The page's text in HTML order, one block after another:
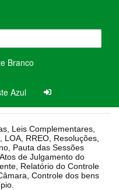
Branco
Azul
Resoluções,
Pauta das Sessões
de Julgamento do